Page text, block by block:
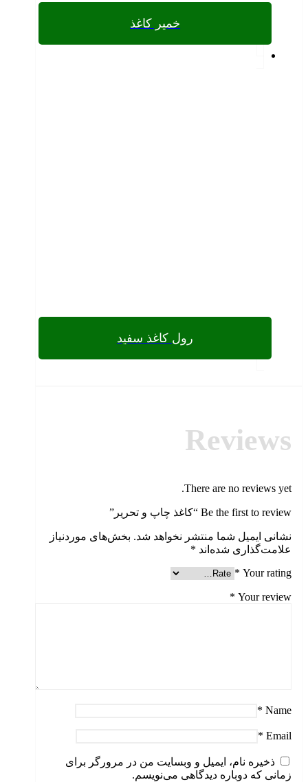
خمیر کاغذ
رول کاغذ سفید
Reviews
There are no reviews yet.
Be the first to review “کاغذ چاپ و تحریر”
نشانی ایمیل شما منتشر نخواهد شد. بخش‌های موردنیاز
علامت‌گذاری شده‌اند *
Your rating
*
Your review
*
Name
*
Email
*
ذخیره نام، ایمیل و وبسایت من در مرورگر برای
زمانی که دوباره دیدگاهی می‌نویسم.